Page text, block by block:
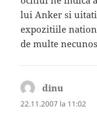
lui Anker si
expozitiile
de multe
dinu
22.11.2007 la 11:02